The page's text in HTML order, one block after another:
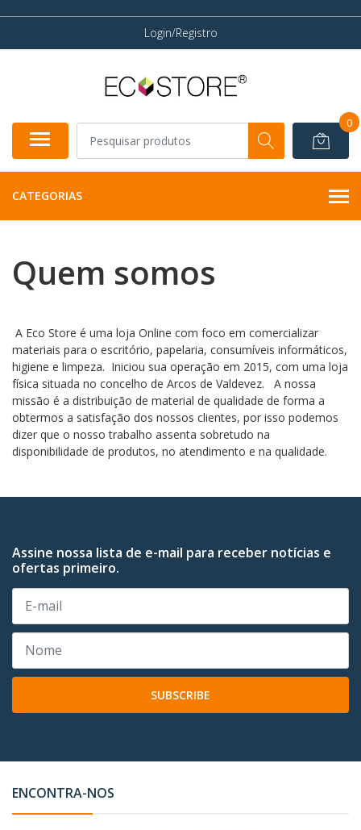
Login/Registro
0
CATEGORIAS
Quem somos
A Eco Store é uma loja Online com foco em comercializar
materiais para o escritório, papelaria, consumíveis informáticos,
higiene e limpeza. Iniciou sua operação em 2015, com uma loja
física situada no concelho de Arcos de Valdevez. A nossa
missão é a distribuição de material de qualidade de forma a
obtermos a satisfação dos nossos clientes, por isso podemos
dizer que o nosso trabalho assenta sobretudo na
disponibilidade de produtos, no atendimento e na qualidade.
Assine nossa lista de e-mail para receber notícias e
ofertas primeiro.
SUBSCRIBE
ENCONTRA-NOS